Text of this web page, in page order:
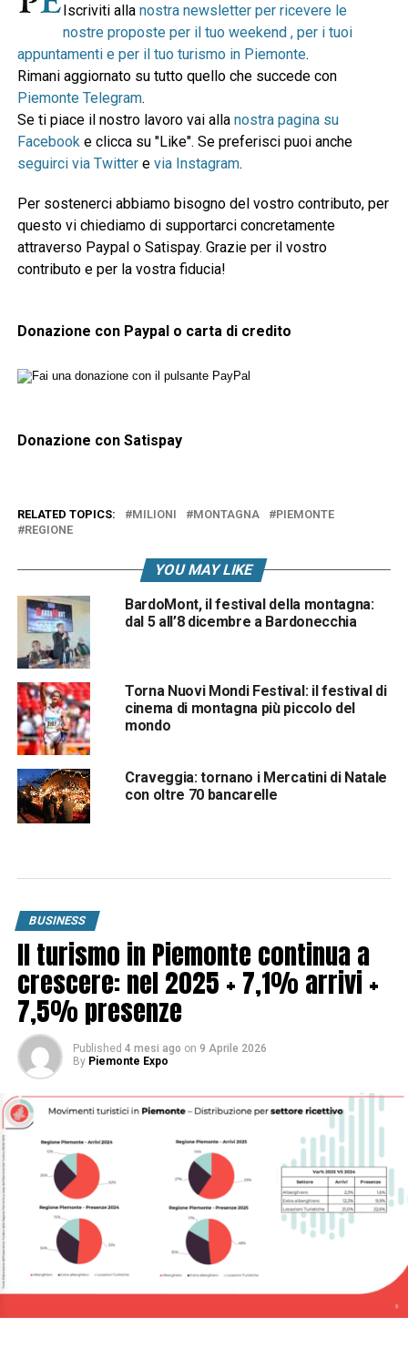
Iscriviti alla nostra newsletter per ricevere le
nostre proposte per il tuo weekend , per i tuoi
appuntamenti e per il tuo turismo in Piemonte.
Rimani aggiornato su tutto quello che succede con
Piemonte Telegram.
Se ti piace il nostro lavoro vai alla nostra pagina su
Facebooke clicca su "Like". Se preferisci puoi anche
seguirci via Twittere via Instagram.
Per sostenerci abbiamo bisogno del vostro contributo, per
questo vi chiediamo di supportarci concretamente
attraverso Paypal o Satispay. Grazie per il vostro
contributo e per la vostra fiducia!
Donazione con Paypal o carta di credito
Donazione con Satispay
RELATED TOPICS: MILIONI MONTAGNA
PIEMONTE
REGIONE
YOU MAY LIKE
BardoMont, il festival della montagna:
dal 5 all’8 dicembre a Bardonecchia
Torna Nuovi Mondi Festival: il festival di
cinema di montagna più piccolo del
mondo
Craveggia: tornano i Mercatini di Natale
con oltre 70 bancarelle
BUSINESS
Il turismo in Piemonte continua a
crescere: nel 2025 + 7,1% arrivi +
7,5% presenze
Published 4 mesi ago on 9 Aprile 2026
By Piemonte Expo